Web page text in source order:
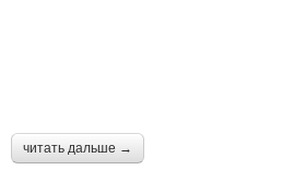
читать дальше →